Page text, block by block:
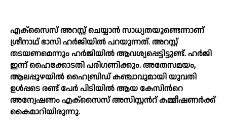
എക്സൈസ് അറസ്റ്റ് ചെയ്യാൻ സാധ്യതയുണ്ടെന്നാണ്
ശ്രീനാഥ് ഭാസി ഹര്‍ജിയില്‍ പറയുന്നത്. അറസ്റ്റ്
തടയണമെന്നും ഹര്‍ജിയില്‍ ആവശ്യപ്പെട്ടിട്ടുണ്ട്. ഹർജി
ഇന്ന് ഹൈക്കോടതി പരിഗണിക്കും. അതേസമയം,
ആലപ്പുഴയില്‍ ഹൈബ്രിഡ് കഞ്ചാവുമായി യുവതി
ഉള്‍പ്പടെ രണ്ട് പേർ പിടിയില്‍ ആയ കേസിന്‍റെ
അന്വേഷണം എക്‌സൈസ് അസിസ്റ്റന്‍റ് കമ്മീഷണർക്ക്
കൈമാറിയിരുന്നു.